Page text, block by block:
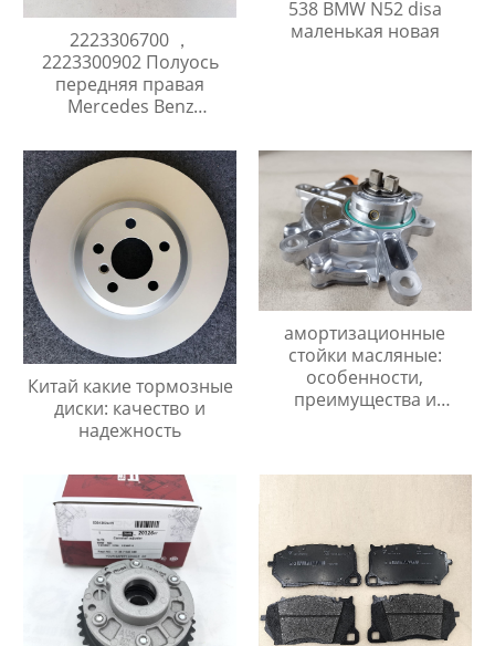
2223306700 ，
2223300902 Полуось
передняя правая
Mercedes Benz
538 BMW N52 disa
маленькая новая
Китай какие тормозные
диски: качество и
надежность
амортизационные
стойки масляные:
особенности,
преимущества и